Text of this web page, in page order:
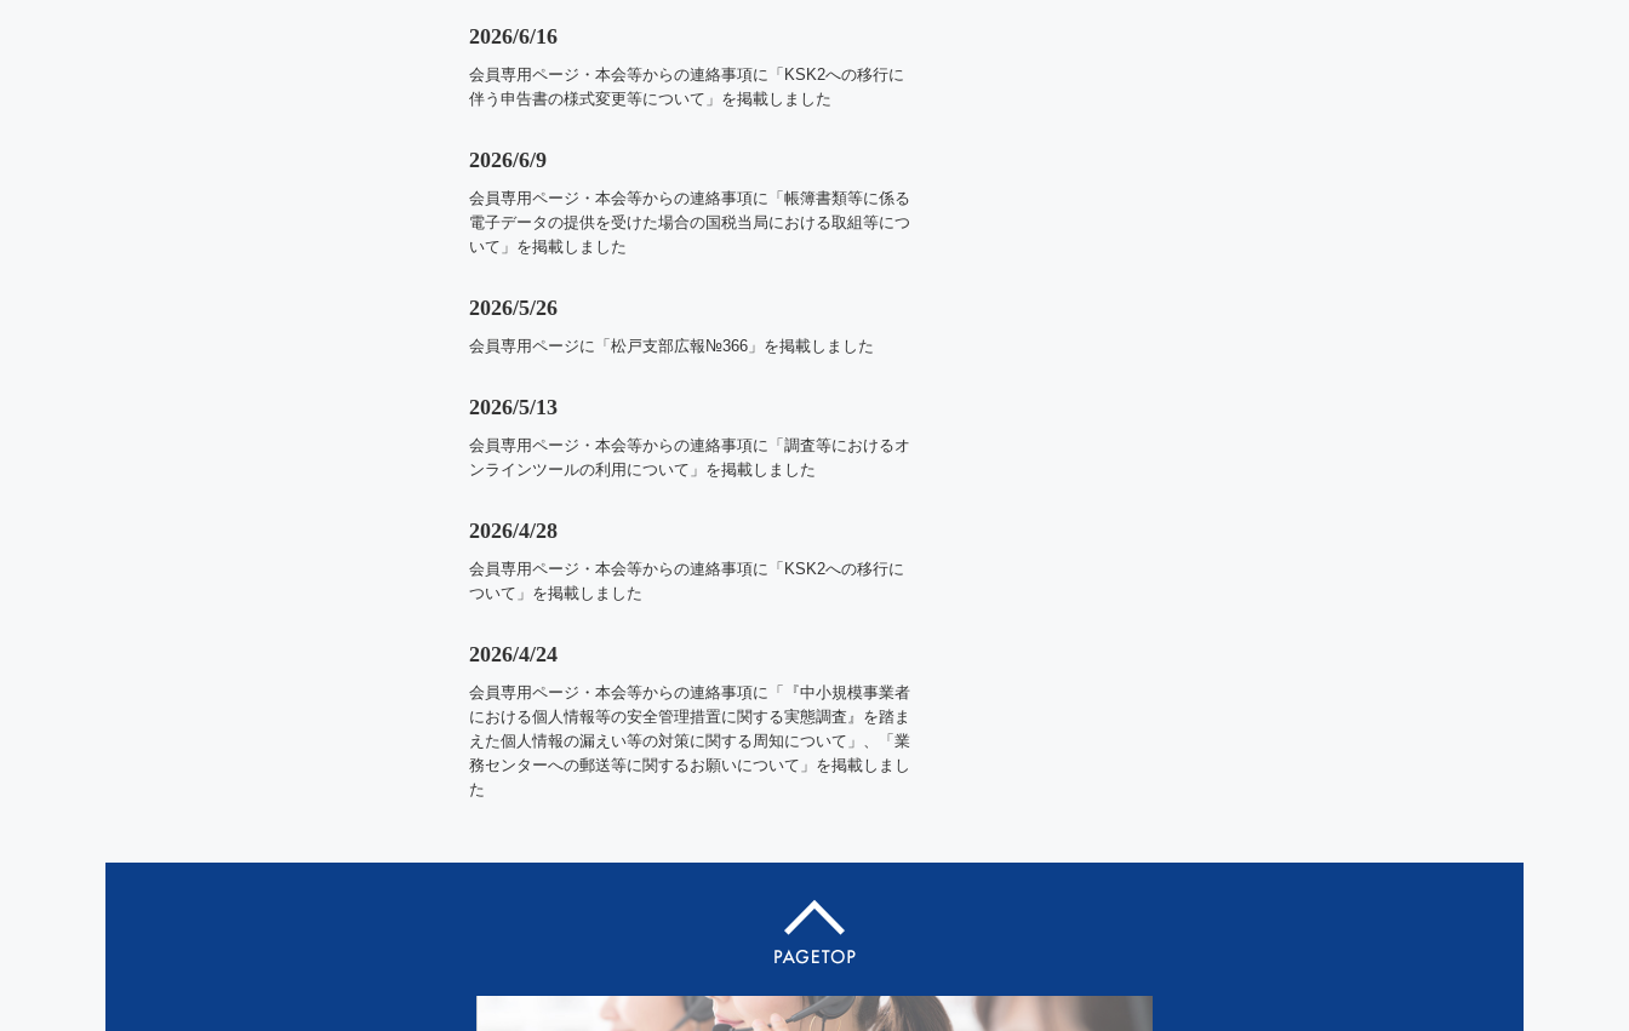
2026/6/16
会員専用ページ・ 本会等からの連絡事項に「KSK2への移行に
伴う申告書の様式変更等について」を掲載しました
2026/6/9
会員専用ページ・ 本会等からの連絡事項に「帳簿書類等に係る
電子データの提供を受けた場合の国税当局における取組等につ
いて」を掲載しました
2026/5/26
会員専用ページに「松戸支部広報№366 」 を掲載しました
2026/5/13
会員専用ページ・ 本会等からの連絡事項に「調査等におけるオ
ンラインツールの利用について」を掲載しました
2026/4/28
会員専用ページ・ 本会等からの連絡事項に 「KSK2への移行に
ついて」を掲載しました
2026/4/24
会員専用ページ・ 本会等からの連絡事項に 「『中小規模事業者
における個人情報等の安全管理措置に関する実態調査』を踏ま
えた個人情報の漏えい等の対策に関する周知について」、「業
務センターへの郵送等に関するお願いについて」を掲載しまし
た